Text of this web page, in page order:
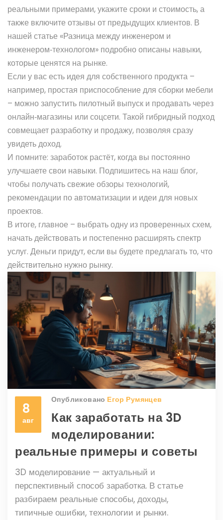
реальными примерами, укажите сроки и стоимость, а
также включите отзывы от предыдущих клиентов. В
нашей статье «Разница между инженером и
инженером‑технологом» подробно описаны навыки,
которые ценятся на рынке.
Если у вас есть идея для собственного продукта –
например, простая приспособление для сборки мебели
– можно запустить пилотный выпуск и продавать через
онлайн‑магазины или соцсети. Такой гибридный подход
совмещает разработку и продажу, позволяя сразу
увидеть доход.
И помните: заработок растёт, когда вы постоянно
улучшаете свои навыки. Подпишитесь на наш блог,
чтобы получать свежие обзоры технологий,
рекомендации по автоматизации и идеи для новых
проектов.
В итоге, главное – выбрать одну из проверенных схем,
начать действовать и постепенно расширять спектр
услуг. Деньги придут, если вы будете предлагать то, что
действительно нужно рынку.
8
авг
Опубликовано Егор Румянцев
Как заработать на 3D
моделировании:
реальные примеры и советы
3D моделирование — актуальный и
перспективный способ заработка. В статье
разбираем реальные способы, доходы,
типичные ошибки, технологии и рынки.